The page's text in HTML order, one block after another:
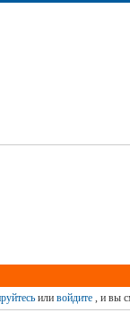
или войдите, и вы